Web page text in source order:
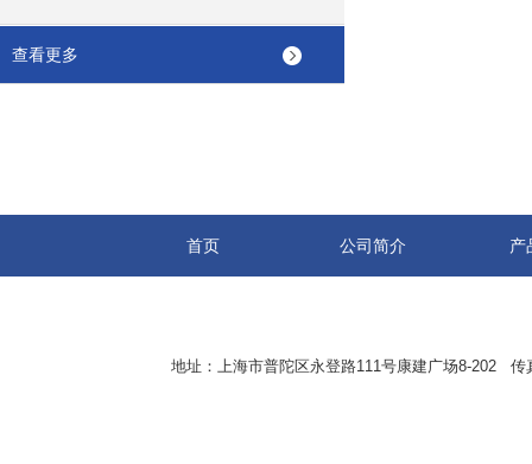
查看更多
首页 公司简介 产
地址：上海市普陀区永登路111号康建广场8-202